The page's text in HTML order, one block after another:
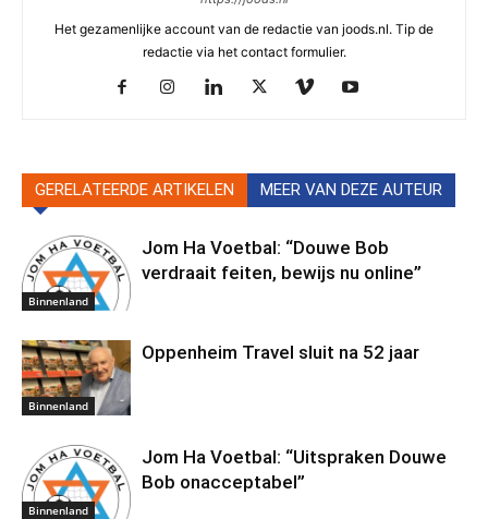
Het gezamenlijke account van de redactie van joods.nl. Tip de
redactie via het contact formulier.
GERELATEERDE ARTIKELEN MEER VAN DEZE AUTEUR
Binnenland
Jom Ha Voetbal: “Douwe Bob
verdraait feiten, bewijs nu online”
Binnenland
Oppenheim Travel sluit na 52 jaar
Binnenland
Jom Ha Voetbal: “Uitspraken Douwe
Bob onacceptabel”